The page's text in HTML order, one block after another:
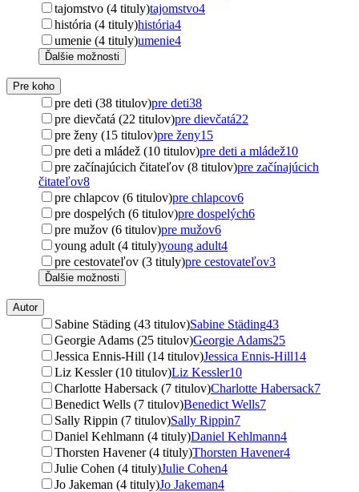
tajomstvo (4 tituly)tajomstvo4
história (4 tituly)história4
umenie (4 tituly)umenie4
Ďalšie možnosti
Pre koho
pre deti (38 titulov)pre deti38
pre dievčatá (22 titulov)pre dievčatá22
pre ženy (15 titulov)pre ženy15
pre deti a mládež (10 titulov)pre deti a mládež10
pre začínajúcich čitateľov (8 titulov)pre začínajúcich
čitateľov8
pre chlapcov (6 titulov)pre chlapcov6
pre dospelých (6 titulov)pre dospelých6
pre mužov (6 titulov)pre mužov6
young adult (4 tituly)young adult4
pre cestovateľov (3 tituly)pre cestovateľov3
Ďalšie možnosti
Autor
Sabine Städing (43 titulov)Sabine Städing43
Georgie Adams (25 titulov)Georgie Adams25
Jessica Ennis-Hill (14 titulov)Jessica Ennis-Hill14
Liz Kessler (10 titulov)Liz Kessler10
Charlotte Habersack (7 titulov)Charlotte Habersack7
Benedict Wells (7 titulov)Benedict Wells7
Sally Rippin (7 titulov)Sally Rippin7
Daniel Kehlmann (4 tituly)Daniel Kehlmann4
Thorsten Havener (4 tituly)Thorsten Havener4
Julie Cohen (4 tituly)Julie Cohen4
Jo Jakeman (4 tituly)Jo Jakeman4